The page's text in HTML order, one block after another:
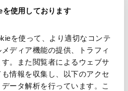
使用しております
を使って、より適切なコンテ
ディア機能の提供、トラフィ
。また閲覧者によるウェブサ
情報を収集し、以下のアクセ
ータ解析を行っています。こ
ラクチャード・ファイナンスに幅広
、近時は国内外の資源・エネルギー
おります。
角山 一俊
Kazutoshi Kakuyama
東京
顧問